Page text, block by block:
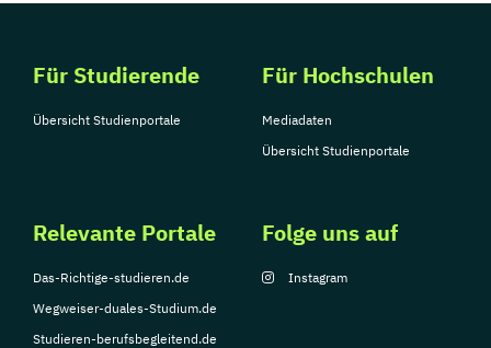
Für Studierende
Übersicht Studienportale
Für Hochschulen
Mediadaten
Übersicht Studienportale
Relevante Portale
Das-Richtige-studieren.de
Wegweiser-duales-Studium.de
Studieren-berufsbegleitend.de
Folge uns auf
Instagram